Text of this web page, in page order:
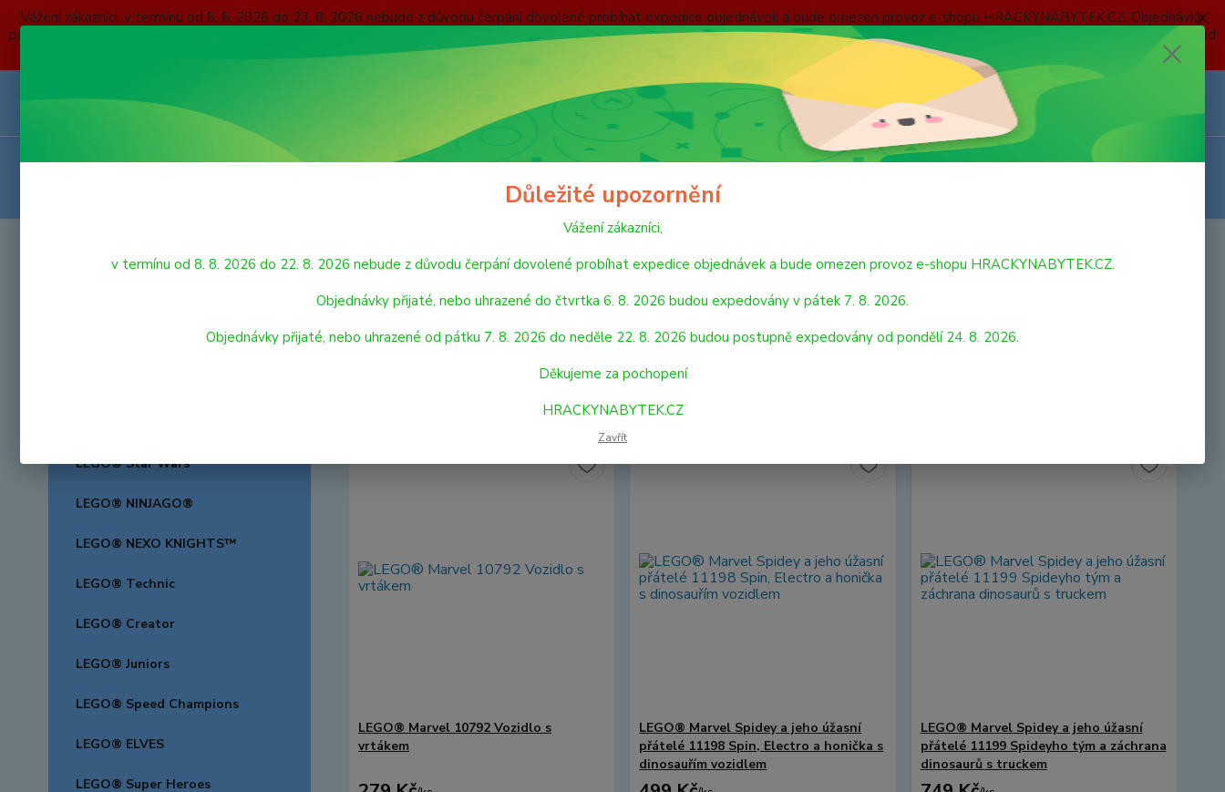
Vážení zákazníci, v termínu od 8. 8. 2026 do 23. 8. 2026 nebude z důvodu čerpání dovolené probíhat expedice objednávek a bude omezen provoz e-shopu HRACKYNABYTEK.CZ. Objednávky
přijaté, nebo uhrazené do čtvrtka 6. 8. 2026 budou expedovány v pátek 7. 8. 2026. Objednávky přijaté, nebo uhrazené od pátku 7. 8. 2026 do neděle 23. 8. 2026 budou postupně expedovány od
pondělí 24. 8. 2026. Děkujeme za pochopení HRACKYNABYTEK.CZ
ZÁSADY OCHRANY OSOBNÍCH ÚDAJŮ
REKLAMAČNÍ ŘÁD
LEGO® Star Wars™
LEGO® NINJAGO®
LEGO® NEXO KNIGHTS™
LEGO® Technic
LEGO® Creator
LEGO® Juniors
LEGO® Speed Champions
LEGO® ELVES
LEGO® Super Heroes
LEGO® Marvel
LEGO® Marvel 10792 Vozidlo s
vrtákem
LEGO® Marvel Spidey a jeho úžasní
přátelé 11198 Spin, Electro a honička s
dinosauřím vozidlem
LEGO® Marvel Spidey a jeho úžasní
přátelé 11199 Spideyho tým a záchrana
dinosaurů s truckem
Důležité upozornění
Vážení zákazníci,
v termínu od 8. 8. 2026 do 22. 8. 2026 nebude z důvodu čerpání dovolené probíhat expedice objednávek a bude omezen provoz e-shopu HRACKYNABYTEK.CZ.
Objednávky přijaté, nebo uhrazené do čtvrtka 6. 8. 2026 budou expedovány v pátek 7. 8. 2026.
Objednávky přijaté, nebo uhrazené od pátku 7. 8. 2026 do neděle 22. 8. 2026 budou postupně expedovány od pondělí 24. 8. 2026.
Děkujeme za pochopení
HRACKYNABYTEK.CZ
Zavřít